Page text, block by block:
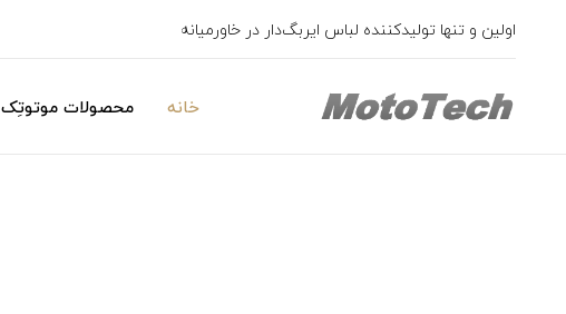
اولین و تنها تولیدکننده لباس ایربگ‌دار در خاورمیانه
خانه محصولات موتوتِک